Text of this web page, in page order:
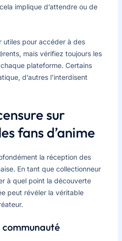
implique d’attendre ou de
utiles pour accéder à des
mais vérifiez toujours les
plateforme. Certains
d’autres l’interdisent
sur
fans d’anime
la réception des
En tant que collectionneur
à quel point la découverte
peut révéler la véritable